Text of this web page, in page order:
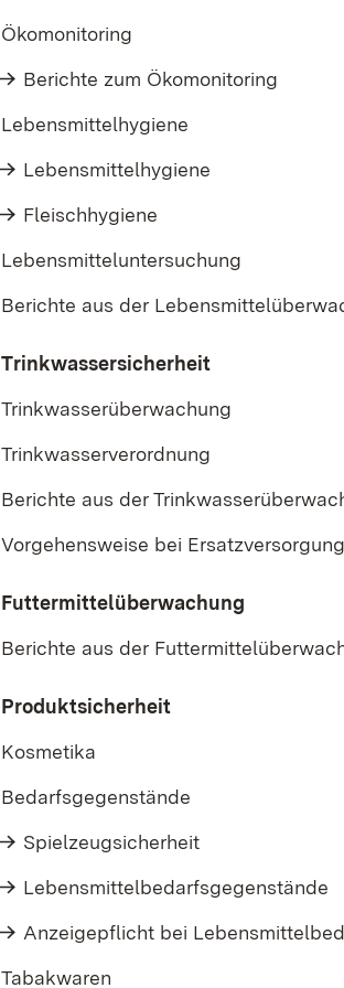
Ökomonitoring
Berichte zum Ökomonitoring
Lebensmittelhygiene
Lebensmittelhygiene
Fleischhygiene
Lebensmitteluntersuchung
Berichte aus der
Trinkwassersicherheit
Trinkwasserüberwachung
Trinkwasserverordnung
Berichte aus der
Vorgehensweise bei Ersatzversorgung
Futtermittelüberwachung
Berichte aus der
Produktsicherheit
Kosmetika
Bedarfsgegenstände
Spielzeugsicherheit
Lebensmittelbedarfsgegenstände
Anzeigepflicht bei
Tabakwaren